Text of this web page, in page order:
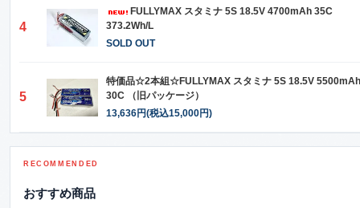
4
FULLYMAX スタミナ 5S 18.5V 4700mAh 35C
373.2Wh/L
SOLD OUT
5
特価品☆2本組☆FULLYMAX スタミナ 5S 18.5V 5500mAh
30C （旧パッケージ）
13,636円(税込15,000円)
RECOMMENDED
おすすめ商品